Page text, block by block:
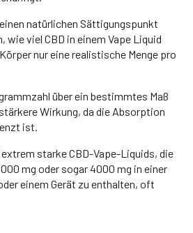
natürlichen Sättigungspunkt
wie viel CBD in einem Vape Liquid
nur eine realistische Menge pro
über ein bestimmtes Maß
Wirkung, da die Absorption
ist.
starke CBD-Vape-Liquids, die
mg oder sogar 4000 mg in einer
einem Gerät zu enthalten, oft